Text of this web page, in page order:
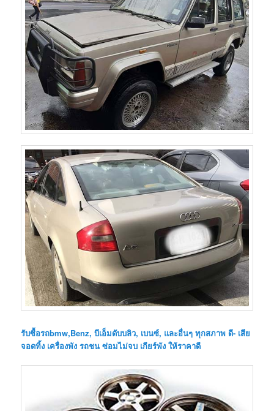
รับซื้อรถbmw,Benz, บีเอ็มดับบลิว, เบนซ์, และอื่นๆ ทุกสภาพ ดี- เสีย
จอดทิ้ง เครื่องพัง รถชน ซ่อมไม่จบ เกียร์พัง ให้ราคาดี